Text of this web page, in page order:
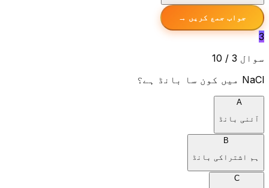
جواب جمع کریں →
3
سوال 3 / 10
NaCl میں کون سا بانڈ ہے؟
A
آئنی بانڈ
B
ہم اشتراکی بانڈ
C